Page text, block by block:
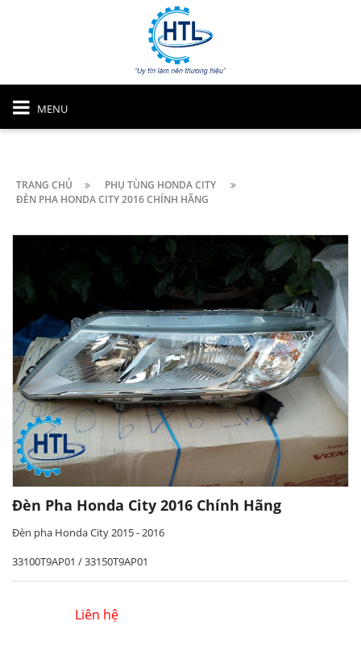
MENU
TRANG CHỦ
PHỤ TÙNG HONDA CITY
ĐÈN PHA HONDA CITY 2016 CHÍNH HÃNG
Đèn Pha Honda City 2016 Chính Hãng
Đèn pha Honda City 2015 - 2016
33100T9AP01 / 33150T9AP01
Liên hệ